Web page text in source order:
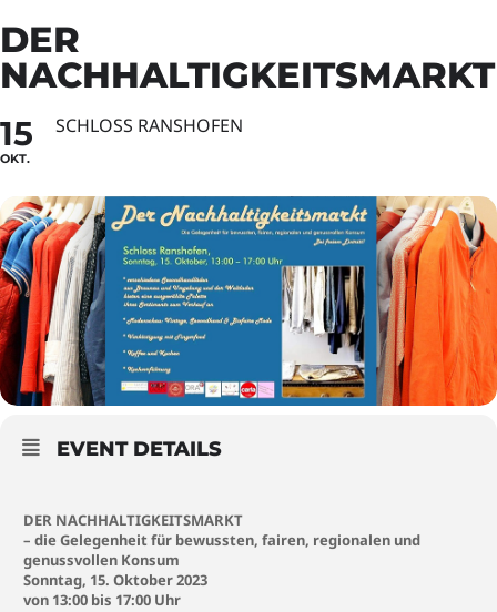
DER
NACHHALTIGKEITSMARKT
15
OKT.
SCHLOSS RANSHOFEN
EVENT DETAILS
DER NACHHALTIGKEITSMARKT
– die Gelegenheit für bewussten, fairen, regionalen und
genussvollen Konsum
Sonntag, 15. Oktober 2023
von 13:00 bis 17:00 Uhr